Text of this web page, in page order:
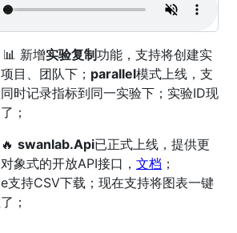
新增实验复制功能，支持将创建实
目、团队下； parallel模式上线，支
时记录指标到同一实验下；实验ID现
；
swanlab.Api已正式上线，提供更
象式的开放API接口， 文档 ；
支持CSV下载；现在支持将图表一键
；